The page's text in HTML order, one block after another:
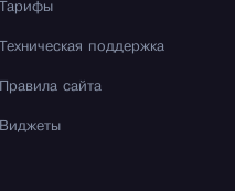
Тарифы
Техническая поддержка
Правила сайта
Виджеты